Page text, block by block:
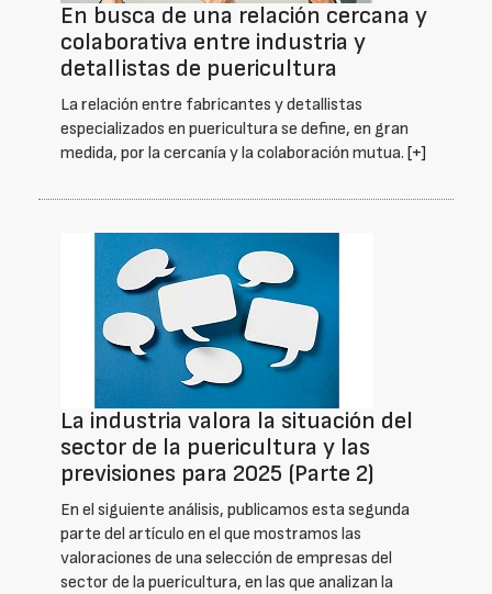
En busca de una relación cercana y
colaborativa entre industria y
detallistas de puericultura
La relación entre fabricantes y detallistas
especializados en puericultura se define, en gran
medida, por la cercanía y la colaboración mutua. [+]
La industria valora la situación del
sector de la puericultura y las
previsiones para 2025 (Parte 2)
En el siguiente análisis, publicamos esta segunda
parte del artículo en el que mostramos las
valoraciones de una selección de empresas del
sector de la puericultura, en las que analizan la